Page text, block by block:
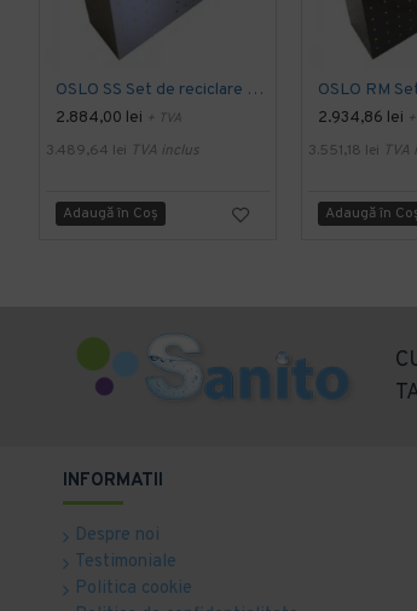
OSLO SS Set de reciclare din otel inoxidabil cu mai multe compartimente
2.884,00 lei + TVA
3.489,64 lei TVA inclus
Adaugă în Coş
2.934,86 lei
3.551,18 lei TVA
Adaugă în
INFORMATII
Despre noi
Testimoniale
Politica cookie